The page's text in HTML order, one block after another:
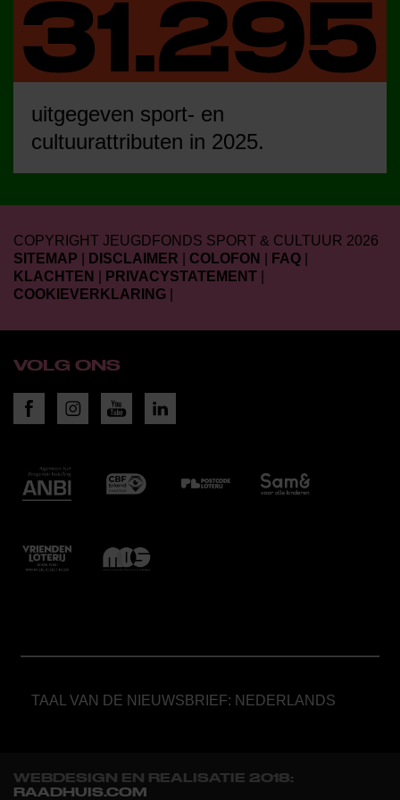
uitgegeven sport- en
cultuurattributen in 2025.
COPYRIGHT JEUGDFONDS SPORT & CULTUUR 2026
SITEMAP
DISCLAIMER COLOFON FAQ
KLACHTEN
PRIVACYSTATEMENT
COOKIEVERKLARING
VOLG ONS
TAAL VAN DE NIEUWSBRIEF: NEDERLANDS
WEBDESIGN EN REALISATIE 2018:
RAADHUIS.COM